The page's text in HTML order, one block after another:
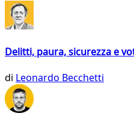
Delitti, paura, sicurezza e
di Leonardo Becchetti